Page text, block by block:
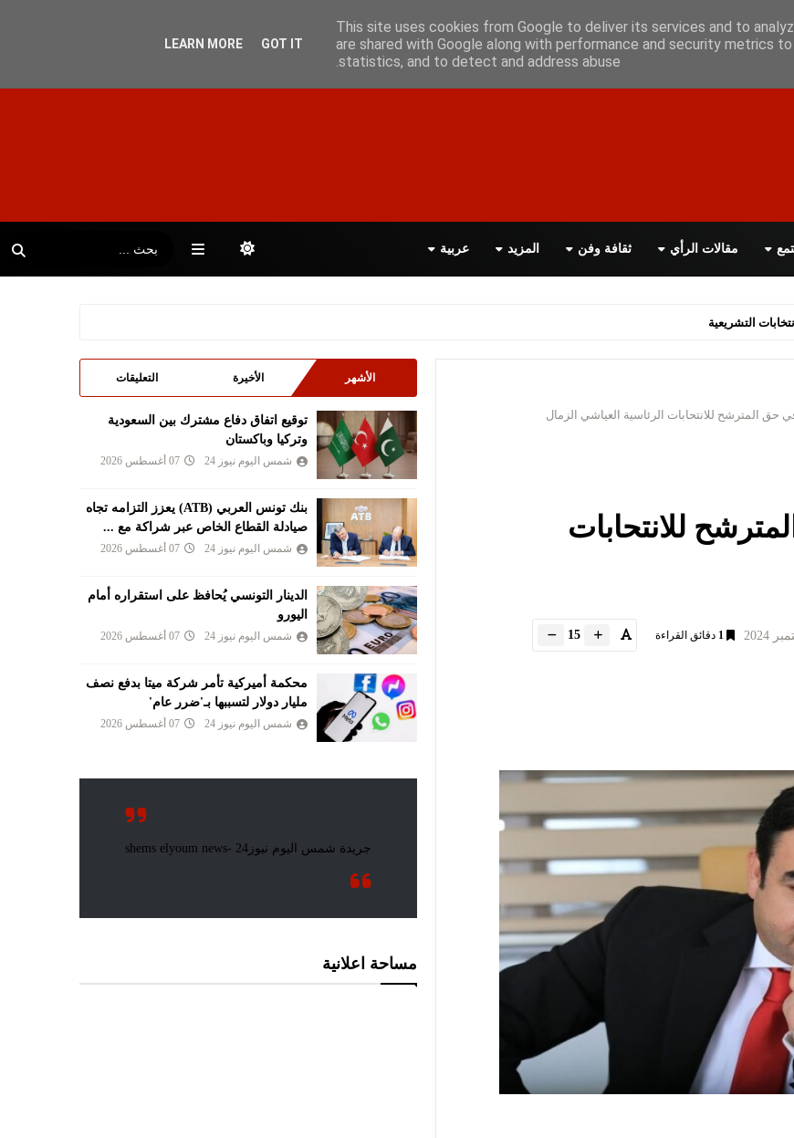
اتصل بنا اقرأ الصحيفة PDF
مقالات الرأي ثقافة وفن المزيد عربية
البريطانية
للانتحابات
1 دقائق القراءة 15
الأشهر الأخيرة التعليقات
توقيع اتفاق دفاع مشترك بين السعودية
وتركيا وباكستان
شمس اليوم نيوز 24 07 أغسطس 2026
بنك تونس العربي (ATB) يعزز التزامه تجاه
صيادلة القطاع الخاص عبر شراكة مع ...
شمس اليوم نيوز 24 07 أغسطس 2026
الدينار التونسي يُحافظ على استقراره أمام
اليورو
شمس اليوم نيوز 24 07 أغسطس 2026
محكمة أميركية تأمر شركة ميتا بدفع نصف
مليار دولار لتسببها بـ'ضرر عام'
شمس اليوم نيوز 24 07 أغسطس 2026
مساحة اعلانية
This site uses cookies from Google to deliver its services and to
are shared with Google along with performance and security metrics
statistics, and to detect and address abuse.
LEARN MORE GOT IT